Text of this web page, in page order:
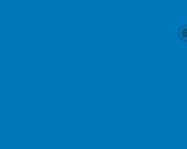
lançamentos e